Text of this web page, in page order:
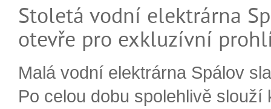
Stoletá vodní elektrárna
otevře pro exkluzívní
Malá vodní elektrárna Spálov
Po celou dobu spolehlivě slouží